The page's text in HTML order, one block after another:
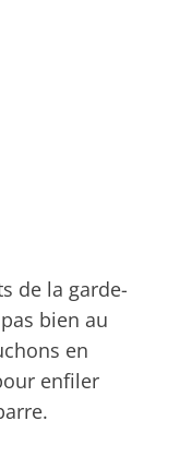
de la garde-
bien au
en
enfiler